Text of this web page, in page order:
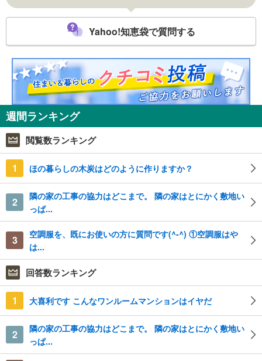
Yahoo!知恵袋で質問する
週間ランキング
閲覧数ランキング
1 ほの暮らしの木炭はどのように作りますか？
2
隣の家の工事の協力はどこまで。 隣の家はとにかく敷地い
っぱ...
3
空調服を、既にお使いの方に質問です(^-^) ①空調服はや
は...
回答数ランキング
1 大喜利です こんなワンルームマンションはイヤだ
2
隣の家の工事の協力はどこまで。 隣の家はとにかく敷地い
っぱ...